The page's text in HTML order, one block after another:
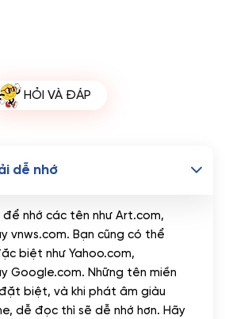
HỎI VÀ ĐÁP
dễ nhớ
nhớ các tên như Art.com,
vnws.com. Bạn cũng có thể
biệt như Yahoo.com,
Google.com. Những tên miền
biệt, và khi phát âm giàu
dễ đọc thì sẽ dễ nhớ hơn. Hãy